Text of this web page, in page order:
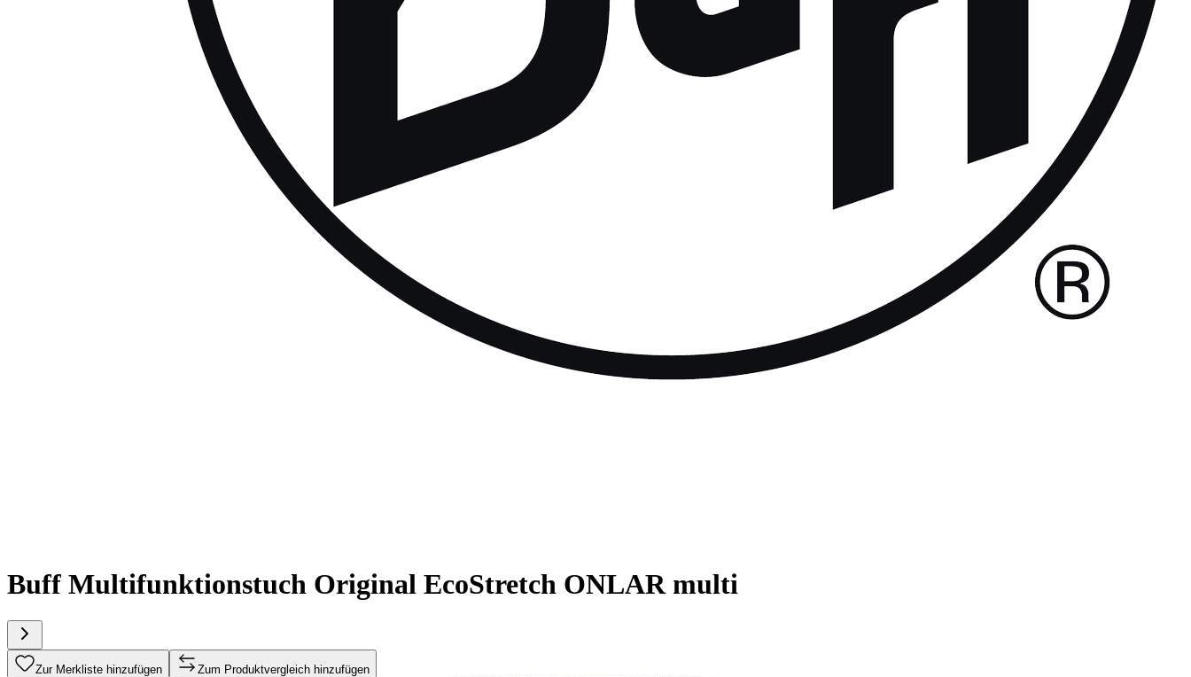
Buff Multifunktionstuch Original EcoStretch ONLAR multi
Zur Merkliste hinzufügen Zum Produktvergleich hinzufügen